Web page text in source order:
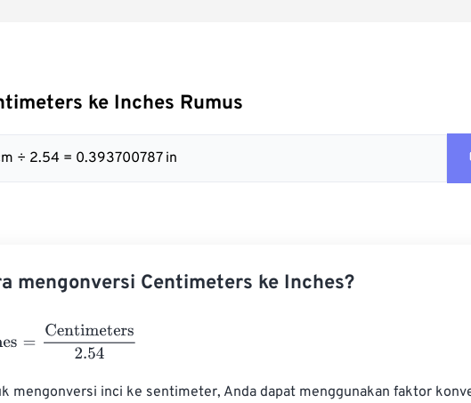
ke Inches Rumus
÷ 2.54 = 0.393700787 in
mengonversi Centimeters ke Inches?
Centimeters2.54
mengonversi inci ke sentimeter, Anda dapat menggunakan faktor